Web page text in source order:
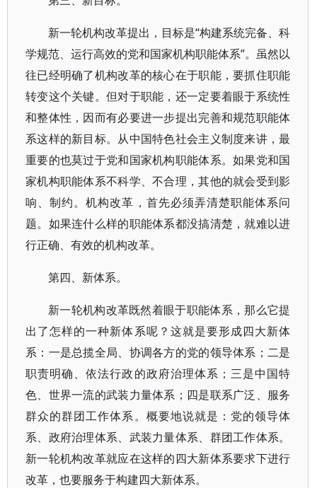
新一轮机构改革提出，目标是“构建系统完备、科
学规范、运行高效的党和国家机构职能体系”。虽然以
往已经明确了机构改革的核心在于职能，要抓住职能
转变这个关键。但对于职能，还一定要着眼于系统性
和整体性，因而有必要进一步提出完善和规范职能体
系这样的新目标。从中国特色社会主义制度来讲，最
重要的也莫过于党和国家机构职能体系。如果党和国
家机构职能体系不科学、不合理，其他的就会受到影
响、制约。机构改革，首先必须弄清楚职能体系问
题。如果连什么样的职能体系都没搞清楚，就难以进
行正确、有效的机构改革。
第四、新体系。
新一轮机构改革既然着眼于职能体系，那么它提
出了怎样的一种新体系呢？这就是要形成四大新体
系：一是总揽全局、协调各方的党的领导体系；二是
职责明确、依法行政的政府治理体系；三是中国特
色、世界一流的武装力量体系；四是联系广泛、服务
群众的群团工作体系。概要地说就是：党的领导体
系、政府治理体系、武装力量体系、群团工作体系。
新一轮机构改革就应在这样的四大新体系要求下进行
改革，也要服务于构建四大新体系。